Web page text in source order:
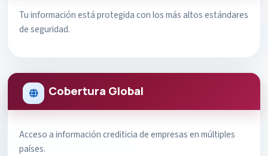
Tu información está protegida con los más altos estándares
de seguridad.
Cobertura Global
Acceso a información crediticia de empresas en múltiples
países.